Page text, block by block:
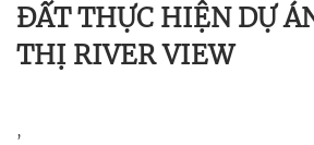
ĐẤT THỰC HIỆN DỰ
THỊ RIVER VIEW
,